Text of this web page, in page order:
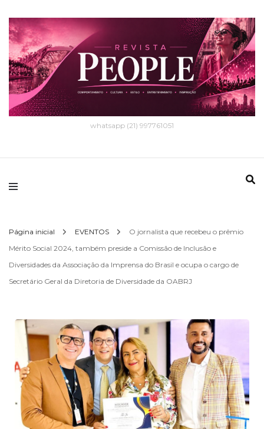
whatsapp (21) 997761051
Página inicial EVENTOS
O jornalista que recebeu o prêmio
Mérito Social 2024, também preside a Comissão de Inclusão e
Diversidades da Associação da Imprensa do Brasil e ocupa o cargo de
Secretário Geral da Diretoria de Diversidade da OABRJ